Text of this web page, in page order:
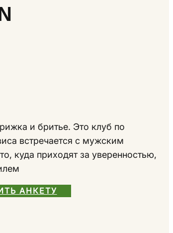
и бритье. Это клуб по
встречается с мужским
куда приходят за уверенностью,
АНКЕТУ